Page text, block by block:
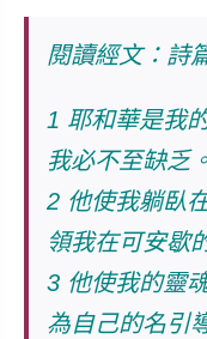
閱讀經文：詩
1 耶和華是我
我必不至缺乏。
2 他使我躺臥
領我在可安歇
3 他使我的靈
為自己的名引